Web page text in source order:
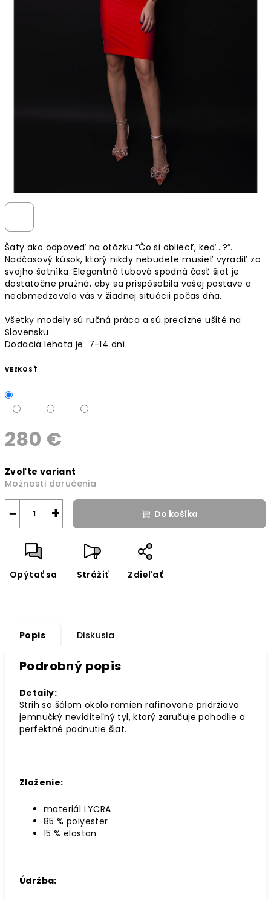
Šaty ako odpoveď na otázku “Čo si obliecť, keď...?”.
Nadčasový kúsok, ktorý nikdy nebudete musieť vyradiť zo
svojho šatníka. Elegantná tubová spodná časť šiat je
dostatočne pružná, aby sa prispôsobila vašej postave a
neobmedzovala vás v žiadnej situácii počas dňa.
Všetky modely sú ručná práca a sú precízne ušité na
Slovensku.
Dodacia lehota je 7-14 dní.
VEĽKOSŤ
280 €
cena:
Zvoľte variant
Možnosti doručenia
+
− Do košíka
Opýtať sa Strážiť Zdieľať
Popis Diskusia
Podrobný popis
Detaily:
Strih so šálom okolo ramien rafinovane pridržiava
jemnučký neviditeľný tyl, ktorý zaručuje pohodlie a
perfektné padnutie šiat.
Zloženie:
materiál LYCRA
85 % polyester
15 % elastan
Údržba: